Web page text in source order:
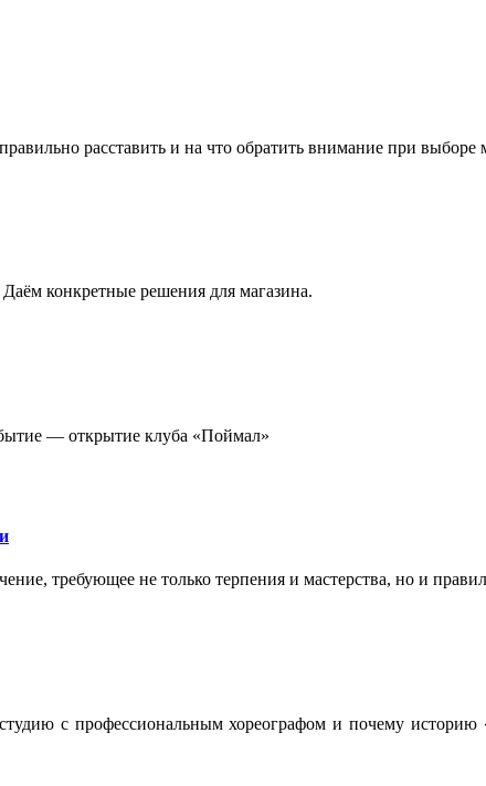
расставить и на что обратить внимание при
конкретные решения для магазина.
— открытие клуба «Поймал»
требующее не только терпения и мастерства, но и
с профессиональным хореографом и почему историю